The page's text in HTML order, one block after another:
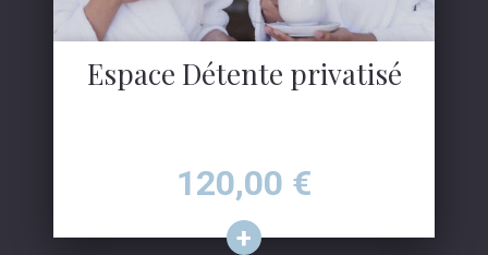
Espace Détente privatisé
Prix
120,00 €